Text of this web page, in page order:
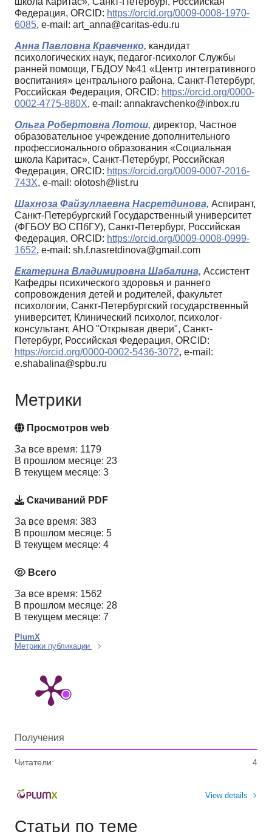
Федерация, ORCID: https://orcid.org/0009-0008-1970-
6085, e-mail: art_anna@caritas-edu.ru
Анна Павловна Кравченко, кандидат
психологических наук, педагог-психолог Службы
ранней помощи, ГБДОУ №41 «Центр интегративного
воспитания» центрального района, Санкт-Петербург,
Российская Федерация, ORCID: https://orcid.org/0000-
0002-4775-880X, e-mail: annakravchenko@inbox.ru
Ольга Робертовна Лотош, директор, Частное
образовательное учреждение дополнительного
профессионального образования «Социальная
школа Каритас», Санкт-Петербург, Российская
Федерация, ORCID: https://orcid.org/0009-0007-2016-
743X, e-mail: olotosh@list.ru
Шахноза Файзуллаевна Насретдинова, Аспирант,
Санкт-Петербургский Государственный университет
(ФГБОУ ВО СПбГУ), Санкт-Петербург, Российская
Федерация, ORCID: https://orcid.org/0009-0008-0999-
1652, e-mail: sh.f.nasretdinova@gmail.com
Екатерина Владимировна Шабалина, Ассистент
Кафедры психического здоровья и раннего
сопровождения детей и родителей, факультет
психологии, Санкт-Петербургский государственный
университет, Клинический психолог, психолог-
консультант, АНО "Открывая двери", Санкт-
Петербург, Российская Федерация, ORCID:
https://orcid.org/0000-0002-5436-3072, e-mail:
e.shabalina@spbu.ru
Метрики
Просмотров web
За все время: 1179
В прошлом месяце: 23
В текущем месяце: 3
Скачиваний PDF
За все время: 383
В прошлом месяце: 5
В текущем месяце: 4
Всего
За все время: 1562
В прошлом месяце: 28
В текущем месяце: 7
PlumX
Метрики публикации
Получения
Читатели: 4
View details
Статьи по теме